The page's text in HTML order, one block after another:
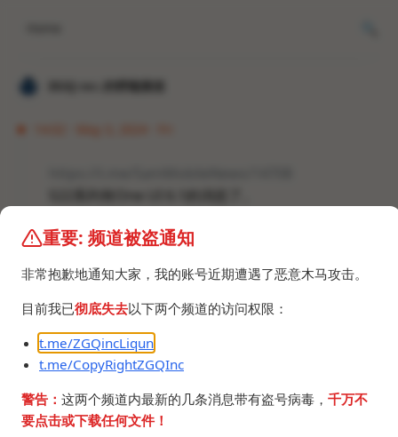
𝐙𝐆𝐐 ɪɴᴄ.的唠嗑频道
但是延期。
重要: 频道被盗通知
非常抱歉地通知大家，我的账号近期遭遇了恶意木马攻击。
目前我已彻底失去以下两个频道的访问权限：
t.me/ZGQincLiqun
t.me/CopyRightZGQInc
警告： 这两个频道内最新的几条消息带有盗号病毒， 千万不
要点击或下载任何文件！